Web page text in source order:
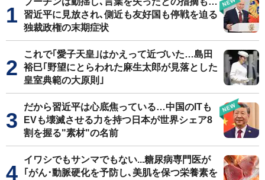
習近平に見放され､側近も友好国も停戦を迫る
独裁政権の末期症状
これで｢愛子天皇｣はかえって近づいた…島田
裕巳｢野望にとらわれた麻生太郎が見落とした
皇室典範の大原則｣
だから習近平は心底焦っている…中国のITも
EVも壊滅させる力を持つ日本が世界シェア8
割を握る"素材"の名前
イワシでもサンマでもない...糖尿病専門医が
｢がん･動脈硬化を予防し､美肌を保つ栄養素を